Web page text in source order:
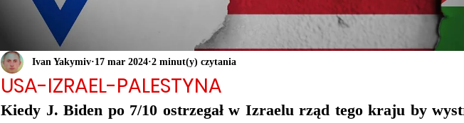
USA-IZRAEL-PALESTYNA
Ivan Yakymiv 17 mar 2024 2 minut(y) czytania
Kiedy J. Biden po 7/10 ostrzegał w Izraelu rząd tego kraju by